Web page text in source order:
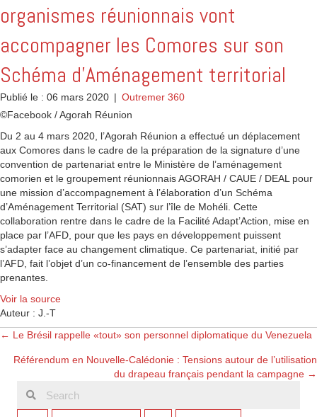
organismes réunionnais vont
accompagner les Comores sur son
Schéma d’Aménagement territorial
Publié le : 06 mars 2020 | Outremer 360
©Facebook / Agorah Réunion
Du 2 au 4 mars 2020, l’Agorah Réunion a effectué un déplacement
aux Comores dans le cadre de la préparation de la signature d’une
convention de partenariat entre le Ministère de l’aménagement
comorien et le groupement réunionnais AGORAH / CAUE / DEAL pour
une mission d’accompagnement à l’élaboration d’un Schéma
d’Aménagement Territorial (SAT) sur l’île de Mohéli. Cette
collaboration rentre dans le cadre de la Facilité Adapt’Action, mise en
place par l’AFD, pour que les pays en développement puissent
s’adapter face au changement climatique. Ce partenariat, initié par
l’AFD, fait l’objet d’un co-financement de l’ensemble des parties
prenantes.
Voir la source
Auteur : J.-T
Posts
navigation
← Le Brésil rappelle «tout» son personnel diplomatique du Venezuela
Référendum en Nouvelle-Calédonie : Tensions autour de l’utilisation
du drapeau français pendant la campagne →